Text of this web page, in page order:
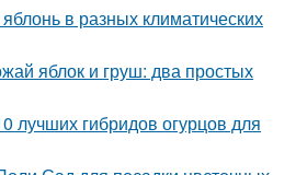
в разных климатических
яблок и груш: два простых
лучших гибридов огурцов для